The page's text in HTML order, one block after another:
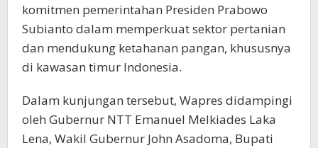
komitmen pemerintahan Presiden Prabowo
Subianto dalam memperkuat sektor pertanian
dan mendukung ketahanan pangan, khususnya
di kawasan timur Indonesia.
Dalam kunjungan tersebut, Wapres didampingi
oleh Gubernur NTT Emanuel Melkiades Laka
Lena, Wakil Gubernur John Asadoma, Bupati